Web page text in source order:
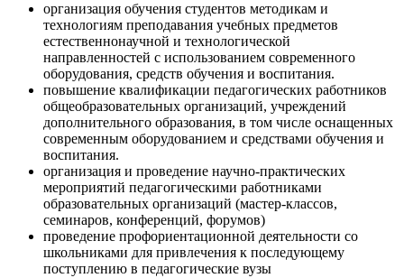
организация обучения студентов методикам и
технологиям преподавания учебных предметов
естественнонаучной и технологической
направленностей с использованием современного
оборудования, средств обучения и воспитания.
повышение квалификации педагогических работников
общеобразовательных организаций, учреждений
дополнительного образования, в том числе оснащенных
современным оборудованием и средствами обучения и
воспитания.
организация и проведение научно-практических
мероприятий педагогическими работниками
образовательных организаций (мастер-классов,
семинаров, конференций, форумов)
проведение профориентационной деятельности со
школьниками для привлечения к последующему
поступлению в педагогические вузы